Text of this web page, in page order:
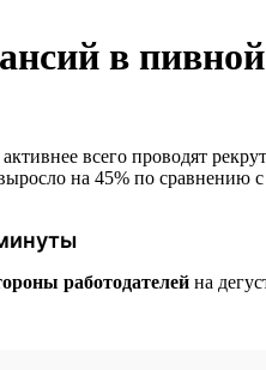
в
всего проводят
на 45% по сравнению
работодателей на